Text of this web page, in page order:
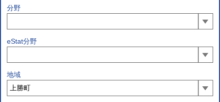
分野
eStat分野
地域